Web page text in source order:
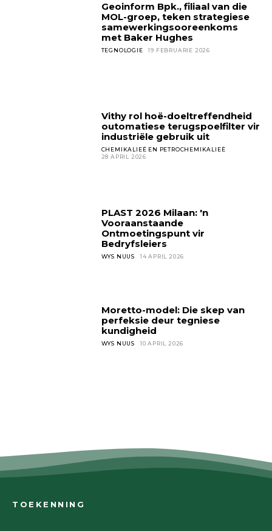
Geoinform Bpk., filiaal van die
MOL-groep, teken strategiese
samewerkingsooreenkoms
met Baker Hughes
TEGNOLOGIE 19 FEBRUARIE 2026
Vithy rol hoë-doeltreffendheid
outomatiese terugspoelfilter vir
industriële gebruik uit
CHEMIKALIEË EN PETROCHEMIKALIEË
28 APRIL 2026
PLAST 2026 Milaan: 'n
Vooraanstaande
Ontmoetingspunt vir
Bedryfsleiers
WYS NUUS 14 APRIL 2026
Moretto-model: Die skep van
perfeksie deur tegniese
kundigheid
WYS NUUS 10 APRIL 2026
TOEKENNING